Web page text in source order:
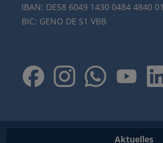
IBAN: DE58 6049 1430 0484 4840 01
BIC: GENO DE S1 VBB
Aktuelles